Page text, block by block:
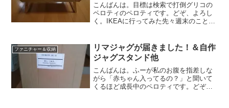
こんばんは。目標は検索で打倒グリコの
ペロティのペロティです。どぞ、よろし
く。IKEAに行ってみた先々週末のことに
たんですけど、小物をいくつか購入。定
番品のベッドトレ...
ファニチャー＆収納
リマジャグが届きました！＆自作
ジャグスタンド他
こんばんは。ふーが私のお腹を指差しな
がら「赤ちゃん入ってるの？」と聞いて
くるほど成長中のペロティです。どぞ、